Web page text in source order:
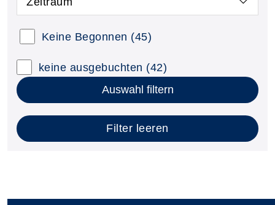
Keine Begonnen (45)
keine ausgebuchten (42)
Auswahl filtern
Filter leeren